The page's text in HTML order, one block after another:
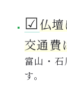
☑︎仏
交通費
富山・
す。